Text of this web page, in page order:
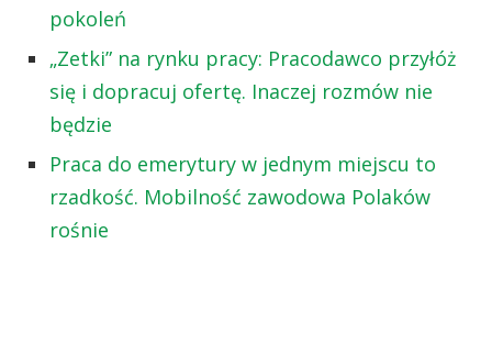
pokoleń
„Zetki” na rynku pracy: Pracodawco przyłóż
się i dopracuj ofertę. Inaczej rozmów nie
będzie
Praca do emerytury w jednym miejscu to
rzadkość. Mobilność zawodowa Polaków
rośnie